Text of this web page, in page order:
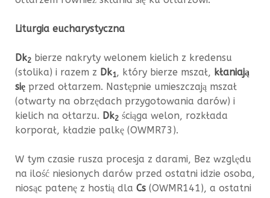
Liturgia eucharystyczna
Dk2 bierze nakryty welonem kielich z kredensu
(stolika) i razem z Dk1, który bierze mszał, kłaniają
się przed ołtarzem. Następnie umieszczają mszał
(otwarty na obrzędach przygotowania darów) i
kielich na ołtarzu. Dk2 ściąga welon, rozkłada
korporał, kładzie palkę (OWMR73).
W tym czasie rusza procesja z darami, Bez względu
na ilość niesionych darów przed ostatni idzie osoba,
niosąc patenę z hostią dla Cs (OWMR141), a ostatni